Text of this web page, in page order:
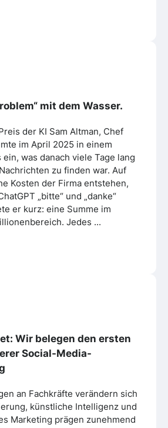
mit dem Wasser.
der KI Sam Altman, Chef
im April 2025 in einem
ein, was danach viele Tage lang
zu finden war. Auf
Kosten der Firma entstehen,
„bitte“ und „danke“
er kurz: eine Summe im
Jedes ...
Wir belegen den ersten
Social-Media-
an Fachkräfte verändern sich
künstliche Intelligenz und
Marketing prägen zunehmend